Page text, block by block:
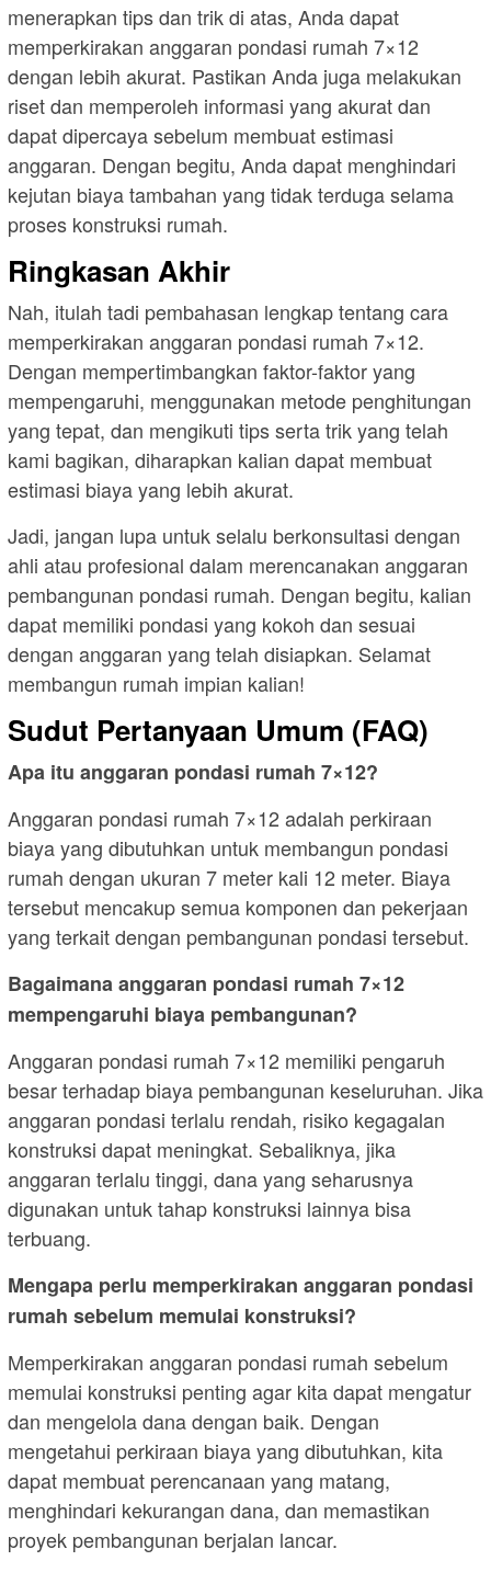
menerapkan tips dan trik di atas, Anda dapat
memperkirakan anggaran pondasi rumah 7×12
dengan lebih akurat. Pastikan Anda juga melakukan
riset dan memperoleh informasi yang akurat dan
dapat dipercaya sebelum membuat estimasi
anggaran. Dengan begitu, Anda dapat menghindari
kejutan biaya tambahan yang tidak terduga selama
proses konstruksi rumah.
Ringkasan Akhir
Nah, itulah tadi pembahasan lengkap tentang cara
memperkirakan anggaran pondasi rumah 7×12.
Dengan mempertimbangkan faktor-faktor yang
mempengaruhi, menggunakan metode penghitungan
yang tepat, dan mengikuti tips serta trik yang telah
kami bagikan, diharapkan kalian dapat membuat
estimasi biaya yang lebih akurat.
Jadi, jangan lupa untuk selalu berkonsultasi dengan
ahli atau profesional dalam merencanakan anggaran
pembangunan pondasi rumah. Dengan begitu, kalian
dapat memiliki pondasi yang kokoh dan sesuai
dengan anggaran yang telah disiapkan. Selamat
membangun rumah impian kalian!
Sudut Pertanyaan Umum (FAQ)
Apa itu anggaran pondasi rumah 7×12?
Anggaran pondasi rumah 7×12 adalah perkiraan
biaya yang dibutuhkan untuk membangun pondasi
rumah dengan ukuran 7 meter kali 12 meter. Biaya
tersebut mencakup semua komponen dan pekerjaan
yang terkait dengan pembangunan pondasi tersebut.
Bagaimana anggaran pondasi rumah 7×12
mempengaruhi biaya pembangunan?
Anggaran pondasi rumah 7×12 memiliki pengaruh
besar terhadap biaya pembangunan keseluruhan. Jika
anggaran pondasi terlalu rendah, risiko kegagalan
konstruksi dapat meningkat. Sebaliknya, jika
anggaran terlalu tinggi, dana yang seharusnya
digunakan untuk tahap konstruksi lainnya bisa
terbuang.
Mengapa perlu memperkirakan anggaran pondasi
rumah sebelum memulai konstruksi?
Memperkirakan anggaran pondasi rumah sebelum
memulai konstruksi penting agar kita dapat mengatur
dan mengelola dana dengan baik. Dengan
mengetahui perkiraan biaya yang dibutuhkan, kita
dapat membuat perencanaan yang matang,
menghindari kekurangan dana, dan memastikan
proyek pembangunan berjalan lancar.